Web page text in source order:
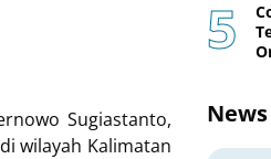
Sugiastanto,
wilayah Kalimatan
News